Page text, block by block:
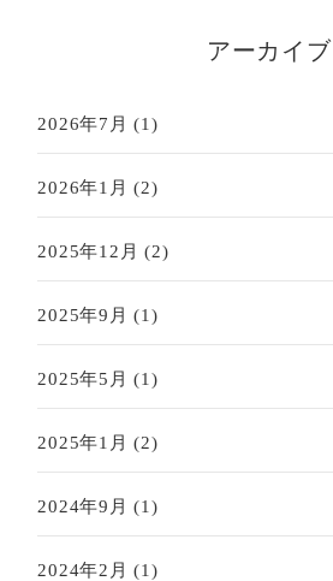
アーカイブ
2026年7月 (1)
2026年1月 (2)
2025年12月 (2)
2025年9月 (1)
2025年5月 (1)
2025年1月 (2)
2024年9月 (1)
2024年2月 (1)